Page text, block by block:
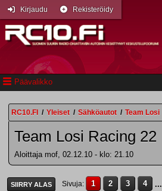
Päävalikko
Kirjaudu Rekisteröidy
RC10.FI / Yleiset / Sähköautot / Team Losi
Team Losi Racing 22
Aloittaja mof, 02.12.10 - klo: 21.10
SIIRRY ALAS Sivuja 1 2 3 4 ...